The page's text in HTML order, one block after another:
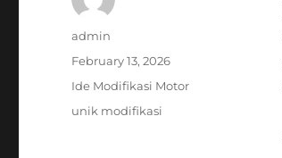
Author
admin
Posted
on
February 13, 2026
Categories
Ide Modifikasi Motor
Tags
unik modifikasi